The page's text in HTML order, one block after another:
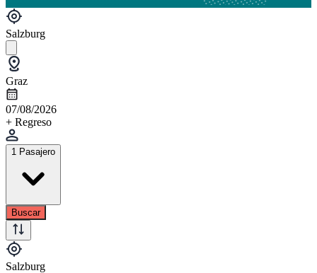
Salzburg
Graz
07/08/2026
+ Regreso
1 Pasajero
Buscar
Salzburg